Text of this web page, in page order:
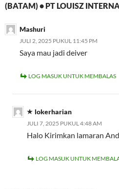
(BATAM) • PT LOUISZ
Mashuri
JULI 2, 2025 PUKUL 11:45 PM
Saya mau jadi deiver
LOG MASUK UNTUK MEMBALAS
lokerharian
JULI 7, 2025 PUKUL 4:48 AM
Halo Kirimkan lamaran
LOG MASUK UNTUK